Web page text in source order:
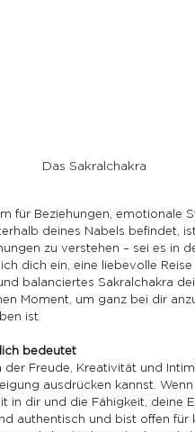
Das Sakralchakra
für Beziehungen, emotionale
deines Nabels befindet,
zu verstehen – sei es in
dich ein, eine liebevolle
balanciertes Sakralchakra
Moment, um ganz bei dir
ist.
bedeutet
Freude, Kreativität und
ausdrücken kannst.
in dir und die Fähigkeit, deine
authentisch und bist offen